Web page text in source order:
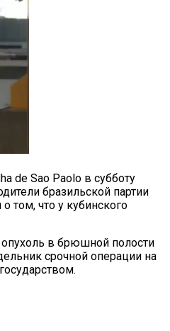
de Sao Paolo в субботу
бразильской партии
том, что у кубинского
в брюшной полости
срочной операции на